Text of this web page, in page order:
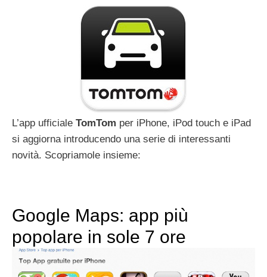
L’app ufficiale TomTom per iPhone, iPod touch e iPad
si aggiorna introducendo una serie di interessanti
novità. Scopriamole insieme:
Google Maps: app più
popolare in sole 7 ore